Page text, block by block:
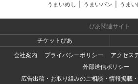
うまいめし
うまいパン うま
ぴあ関連サイト
チケットぴあ
会社案内
プライバシーポリシー
アクセス
外部送信ポリシー
広告出稿・お取り組みのご相談・情報掲載